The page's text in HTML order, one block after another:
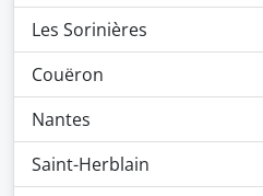
Les Sorinières
Couëron
Nantes
Saint-Herblain